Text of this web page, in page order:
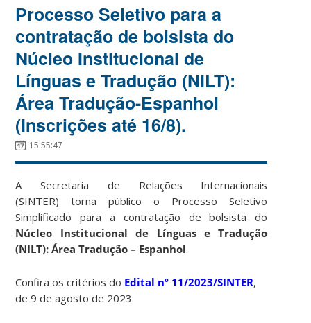
Processo Seletivo para a
contratação de bolsista do
Núcleo Institucional de
Línguas e Tradução (NILT):
Área Tradução-Espanhol
(Inscrições até 16/8).
15:55:47
A Secretaria de Relações Internacionais
(SINTER) torna público o Processo Seletivo
Simplificado para a contratação de bolsista do
Núcleo Institucional de Línguas e Tradução
(NILT): Área Tradução – Espanhol.
Confira os critérios do Edital nº 11/2023/SINTER,
de 9 de agosto de 2023.